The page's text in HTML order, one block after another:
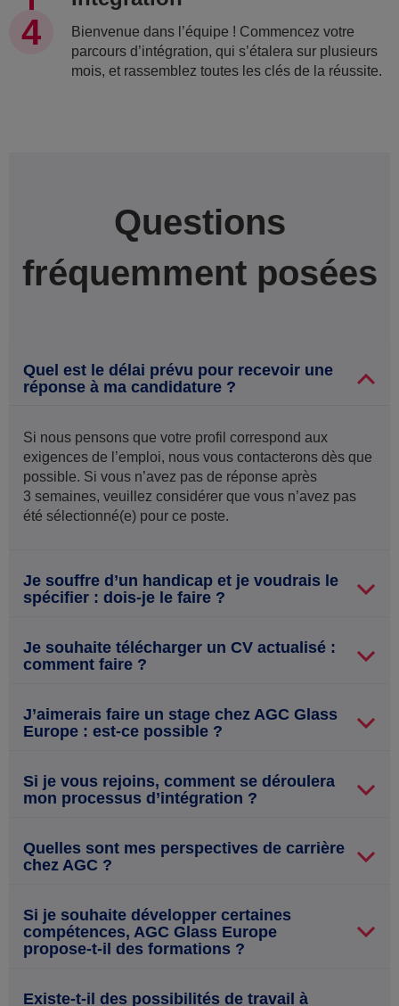
Bienvenue dans l’équipe ! Commencez votre
parcours d’intégration, qui s’étalera sur plusieurs
mois, et rassemblez toutes les clés de la réussite.
Questions
fréquemment posées
Quel est le délai prévu pour recevoir une
réponse à ma candidature ?
Si nous pensons que votre profil correspond aux
exigences de l’emploi, nous vous contacterons dès que
possible. Si vous n’avez pas de réponse après
3 semaines, veuillez considérer que vous n’avez pas
été sélectionné(e) pour ce poste.
Je souffre d’un handicap et je voudrais le
spécifier : dois-je le faire ?
Je souhaite télécharger un CV actualisé :
comment faire ?
J’aimerais faire un stage chez AGC Glass
Europe : est-ce possible ?
Si je vous rejoins, comment se déroulera
mon processus d’intégration ?
Quelles sont mes perspectives de carrière
chez AGC ?
Si je souhaite développer certaines
compétences, AGC Glass Europe
propose-t-il des formations ?
Existe-t-il des possibilités de travail à